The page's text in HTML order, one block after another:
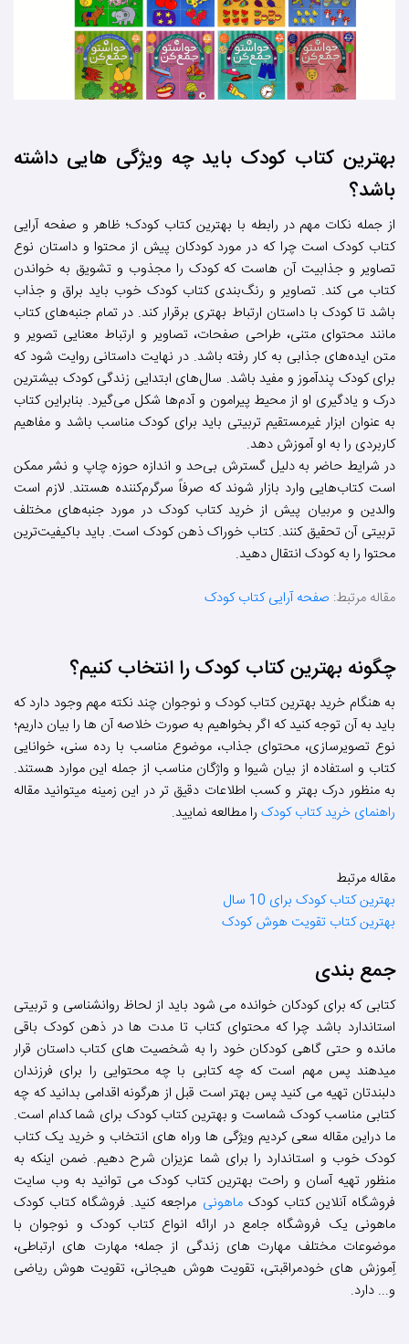
بهترین کتاب کودک باید چه ویژگی هایی داشته
باشد؟
از جمله نکات مهم در رابطه با بهترين كتاب كودک؛ ظاهر و صفحه آرایی
کتاب کودک است چرا که در مورد کودکان پیش از محتوا و داستان نوع
تصاویر و جذابیت آن هاست که کودک را مجذوب و تشویق به خواندن
کتاب می کند. تصاویر و رنگ‌بندی کتاب کودک خوب باید براق و جذاب
باشد تا کودک با داستان ارتباط بهتری برقرار کند. در تمام جنبه‌های کتاب
مانند محتوای متنی، طراحی صفحات، تصاویر و ارتباط معنایی تصویر و
متن ایده‌های جذابی به ‌کار رفته باشد. در نهایت داستانی روایت شود که
برای کودک پندآموز و مفید باشد. سال‌های ابتدایی زندگی کودک بیشترین
درک و یادگیری او از محیط پیرامون و آدم‌ها شکل می‌گیرد. بنابراین کتاب
به‌ عنوان ابزار غیرمستقیم تربیتی باید برای کودک مناسب باشد و مفاهیم
کاربردی را به او آموزش دهد.
در شرایط حاضر به دلیل گسترش بی‌حد و اندازه حوزه چاپ و نشر ممکن
است کتاب‌هایی وارد بازار شوند که صرفاً سرگرم‌کننده هستند. لازم است
والدین و مربیان پیش ‌از خرید کتاب کودک در مورد جنبه‌های مختلف
تربیتی آن تحقیق کنند. کتاب خوراک ذهن کودک است. باید باکیفیت‌ترین
محتوا را به کودک انتقال دهید.
مقاله مرتبط: صفحه آرایی کتاب کودک
چگونه بهترین کتاب کودک را انتخاب کنیم؟
به هنگام خرید بهترین کتاب کودک و نوجوان چند نکته مهم وجود دارد که
باید به آن توجه کنید که اگر بخواهیم به صورت خلاصه آن ها را بیان داریم؛
نوع تصویرسازی، محتوای جذاب، موضوع مناسب با رده سنی، خوانایی
کتاب و استفاده از بیان شیوا و واژگان مناسب از جمله این موارد هستند.
به منظور درک بهتر و کسب اطلاعات دقیق تر در این زمینه میتوانید مقاله
راهنمای خرید کتاب کودک را مطالعه نمایید.
مقاله مرتبط
بهترین کتاب کودک برای 10 سال
بهترین کتاب تقویت هوش کودک
جمع بندی
کتابی که برای کودکان خوانده می شود باید از لحاظ روانشناسی و تربیتی
استاندارد باشد چرا که محتوای کتاب تا مدت ها در ذهن کودک باقی
مانده و حتی گاهی کودکان خود را به شخصیت های کتاب داستان قرار
میدهند پس مهم است که چه کتابی با چه محتوایی را برای فرزندان
دلبندتان تهیه می کنید پس بهتر است قبل از هرگونه اقدامی بدانید که چه
کتابی مناسب کودک شماست و بهترین کتاب کودک برای شما کدام است.
ما دراین مقاله سعی کردیم ویژگی ها وراه های انتخاب و خرید یک کتاب
کودک خوب و استاندارد را برای شما عزیزان شرح دهیم. ضمن اینکه به
منظور تهیه آسان و راحت بهترین کتاب کودک می توانید به وب سایت
فروشگاه آنلاین کتاب کودکماهونی مراجعه کنید. فروشگاه کتاب کودک
ماهونی یک فروشگاه جامع در ارائه انواع کتاب کودک و نوجوان با
موضوعات مختلف مهارت های زندگی از جمله؛ مهارت های ارتباطی،
آِموزش های خودمراقبتی، تقویت هوش هیجانی، تقویت هوش ریاضی
و... دارد.